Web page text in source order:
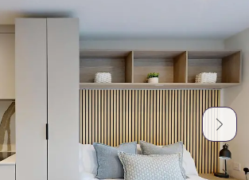
Español
French